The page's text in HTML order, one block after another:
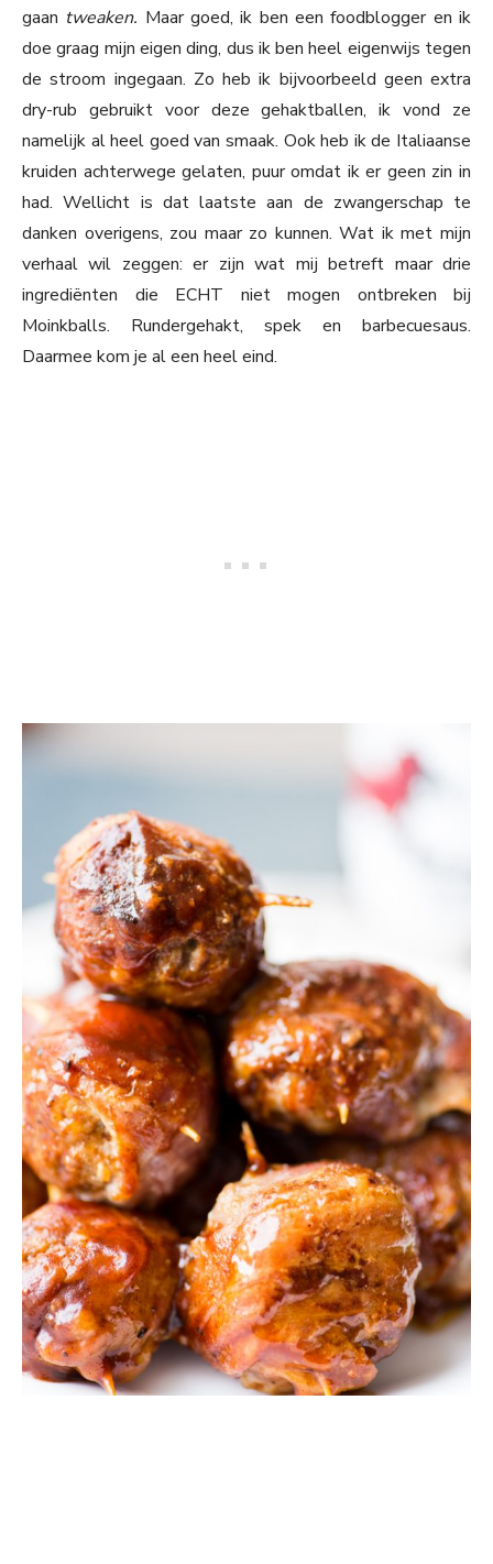
gaan tweaken. Maar goed, ik ben een foodblogger en ik
doe graag mijn eigen ding, dus ik ben heel eigenwijs tegen
de stroom ingegaan. Zo heb ik bijvoorbeeld geen extra
dry-rub gebruikt voor deze gehaktballen, ik vond ze
namelijk al heel goed van smaak. Ook heb ik de Italiaanse
kruiden achterwege gelaten, puur omdat ik er geen zin in
had. Wellicht is dat laatste aan de zwangerschap te
danken overigens, zou maar zo kunnen. Wat ik met mijn
verhaal wil zeggen: er zijn wat mij betreft maar drie
ingrediënten die ECHT niet mogen ontbreken bij
Moinkballs. Rundergehakt, spek en barbecuesaus.
Daarmee kom je al een heel eind.